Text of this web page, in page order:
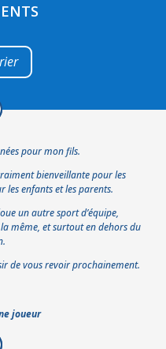
pour mon fils.
bienveillante pour les
les enfants et les parents.
un autre sport d’équipe,
même, et surtout en dehors du
de vous revoir prochainement.
joueur